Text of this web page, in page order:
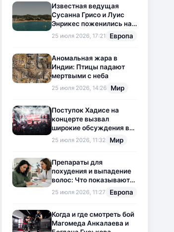
Известная ведущая
Сусанна Грисо и Луис
Энрикес поженились на
Коста-Браве
25 июля 2026, 17:21 Европа
Аномальная жара в
Индии: Птицы падают
мертвыми с неба
25 июля 2026, 14:26 Мир
Поступок Хадисе на
концерте вызвал
широкие обсуждения в
социальных сетях
25 июля 2026, 11:32 Мир
Препараты для
похудения и выпадение
волос: Что показывают
новые исследования?
25 июля 2026, 11:27 Европа
Когда и где смотреть бой
Магомеда Анкалаева и